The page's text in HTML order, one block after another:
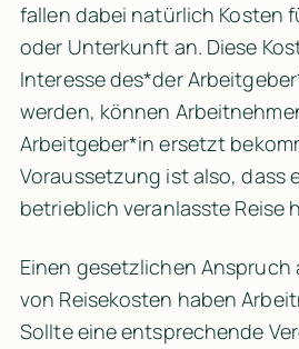
fallen dabei natürlich Kosten
oder Unterkunft an. Diese
Interesse des*der
werden, können
Arbeitgeber*in ersetzt
Voraussetzung ist also, dass
betrieblich veranlasste Reise
Einen gesetzlichen
von Reisekosten haben
Sollte eine entsprechende